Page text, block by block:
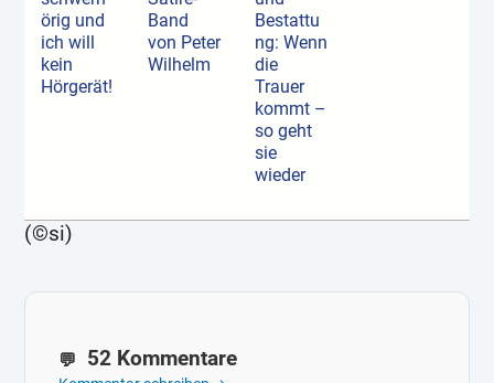
örig und
ich will
kein
Hörgerät!
Band
von Peter
Wilhelm
Bestattu
ng: Wenn
die
Trauer
kommt –
so geht
sie
wieder
(©si)
52 Kommentare